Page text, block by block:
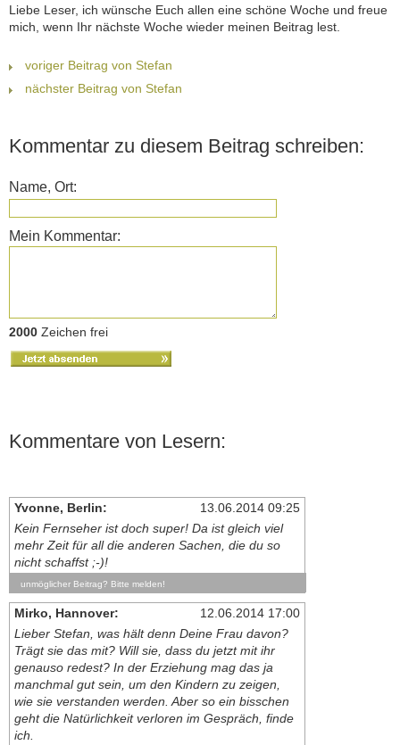
Liebe Leser, ich wünsche Euch allen eine schöne Woche und freue
mich, wenn Ihr nächste Woche wieder meinen Beitrag lest.
voriger Beitrag von Stefan
nächster Beitrag von Stefan
Kommentar zu diesem Beitrag schreiben:
Name, Ort:
Mein Kommentar:
2000 Zeichen frei
Kommentare von Lesern:
Yvonne, Berlin:
13.06.2014 09:25
Kein Fernseher ist doch super! Da ist gleich viel
mehr Zeit für all die anderen Sachen, die du so
nicht schaffst ;-)!
unmöglicher Beitrag? Bitte melden!
Mirko, Hannover:
12.06.2014 17:00
Lieber Stefan, was hält denn Deine Frau davon?
Trägt sie das mit? Will sie, dass du jetzt mit ihr
genauso redest? In der Erziehung mag das ja
manchmal gut sein, um den Kindern zu zeigen,
wie sie verstanden werden. Aber so ein bisschen
geht die Natürlichkeit verloren im Gespräch, finde
ich.